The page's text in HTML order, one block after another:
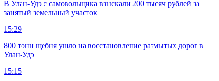
В Улан-Удэ с самовольщика взыскали 200 тысяч рублей за
занятый земельный участок
15:29
800 тонн щебня ушло на восстановление размытых дорог в
Улан-Удэ
15:15